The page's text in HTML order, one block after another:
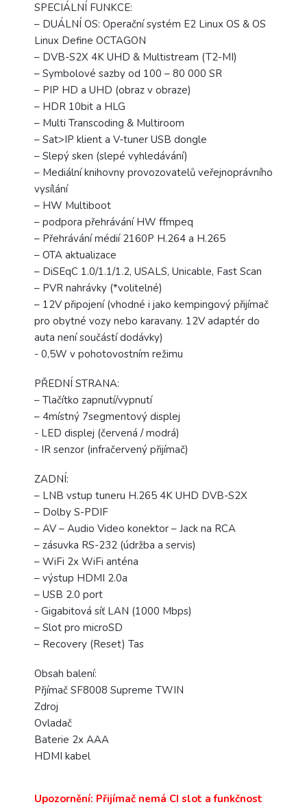
SPECIÁLNÍ FUNKCE:
– DUÁLNÍ OS: Operační systém E2 Linux OS & OS
Linux Define OCTAGON
– DVB-S2X 4K UHD & Multistream (T2-MI)
– Symbolové sazby od 100 – 80 000 SR
– PIP HD a UHD (obraz v obraze)
– HDR 10bit a HLG
– Multi Transcoding & Multiroom
– Sat>IP klient a V-tuner USB dongle
– Slepý sken (slepé vyhledávání)
– Mediální knihovny provozovatelů veřejnoprávního
vysílání
– HW Multiboot
– podpora přehrávání HW ffmpeq
– Přehrávání médií 2160P H.264 a H.265
– OTA aktualizace
– DiSEqC 1.0/1.1/1.2, USALS, Unicable, Fast Scan
– PVR nahrávky (*volitelné)
– 12V připojení (vhodné i jako kempingový přijímač
pro obytné vozy nebo karavany. 12V adaptér do
auta není součástí dodávky)
- 0,5W v pohotovostním režimu
PŘEDNÍ STRANA:
– Tlačítko zapnutí/vypnutí
– 4místný 7segmentový displej
- LED displej (červená / modrá)
- IR senzor (infračervený přijímač)
ZADNÍ:
– LNB vstup tuneru H.265 4K UHD DVB-S2X
– Dolby S-PDIF
– AV – Audio Video konektor – Jack na RCA
– zásuvka RS-232 (údržba a servis)
– WiFi 2x WiFi anténa
– výstup HDMI 2.0a
– USB 2.0 port
- Gigabitová síť LAN (1000 Mbps)
– Slot pro microSD
– Recovery (Reset) Tas
Obsah balení:
Přjímač SF8008 Supreme TWIN
Zdroj
Ovladač
Baterie 2x AAA
HDMI kabel
Upozornění: Přijímač nemá CI slot a funkčnost